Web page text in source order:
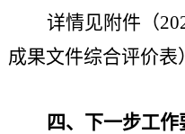
详情见附件 （
成果文件综合评价表）
四、下一步工作